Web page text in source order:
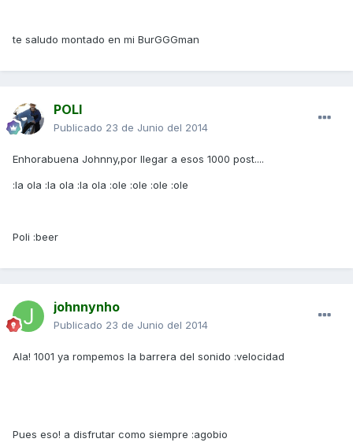
te saludo montado en mi BurGGGman
POLI
Publicado 23 de Junio del 2014
Enhorabuena Johnny,por llegar a esos 1000 post....
:la ola :la ola :la ola :ole :ole :ole :ole
Poli :beer
johnnynho
Publicado 23 de Junio del 2014
Ala! 1001 ya rompemos la barrera del sonido :velocidad
Pues eso! a disfrutar como siempre :agobio